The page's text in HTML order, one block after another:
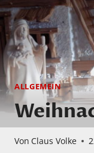
ALLGEMEIN
Von Claus Volke